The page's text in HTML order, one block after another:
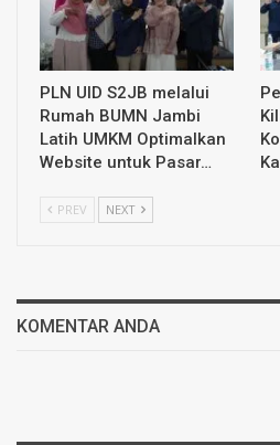
PLN UID S2JB melalui
Rumah BUMN Jambi
Latih UMKM Optimalkan
Website untuk Pasar…
PREV NEXT
KOMENTAR ANDA